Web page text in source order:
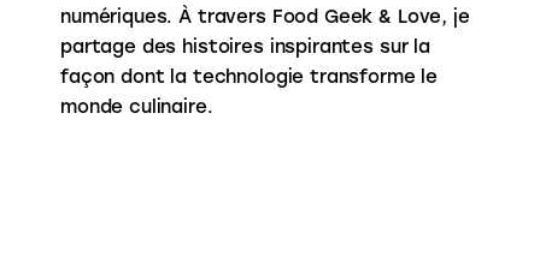
numériques. À travers Food Geek & Love, je
partage des histoires inspirantes sur la
façon dont la technologie transforme le
monde culinaire.